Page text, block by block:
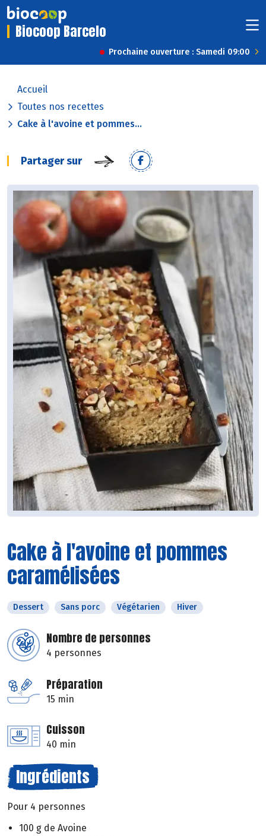
Biocoop Barcelo
Prochaine ouverture : Samedi 09:00
Accueil
Toutes nos recettes
Cake à l'avoine et pommes...
Partager sur
Cake à l'avoine et pommes
caramélisées
Dessert Sans porc Végétarien Hiver
Nombre de personnes
4 personnes
Préparation
15 min
Cuisson
40 min
Ingrédients
Pour 4 personnes
100 g de Avoine